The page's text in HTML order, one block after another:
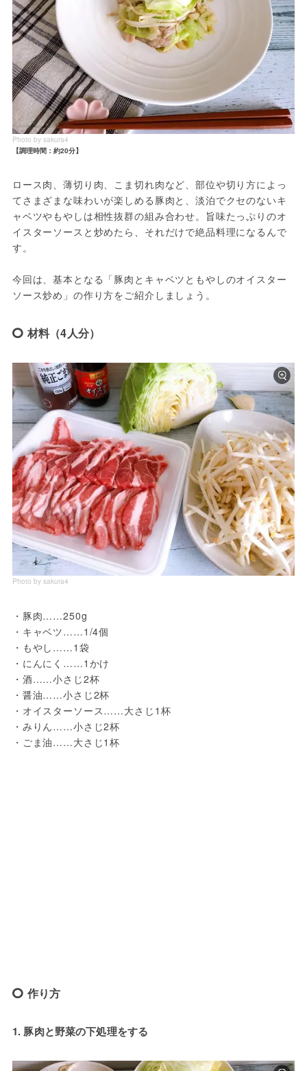
Photo by sakura4
【調理時間：約20分】
ロース肉、薄切り肉、こま切れ肉など、部位や切り方によっ
てさまざまな味わいが楽しめる豚肉と、淡泊でクセのないキ
ャベツやもやしは相性抜群の組み合わせ。旨味たっぷりのオ
イスターソースと炒めたら、それだけで絶品料理になるんで
す。
今回は、基本となる「豚肉とキャベツともやしのオイスター
ソース炒め」の作り方をご紹介しましょう。
材料（4人分）
Photo by sakura4
・豚肉……250g
・キャベツ……1/4個
・もやし……1袋
・にんにく……1かけ
・酒……小さじ2杯
・醤油……小さじ2杯
・オイスターソース……大さじ1杯
・みりん……小さじ2杯
・ごま油……大さじ1杯
作り方
1. 豚肉と野菜の下処理をする